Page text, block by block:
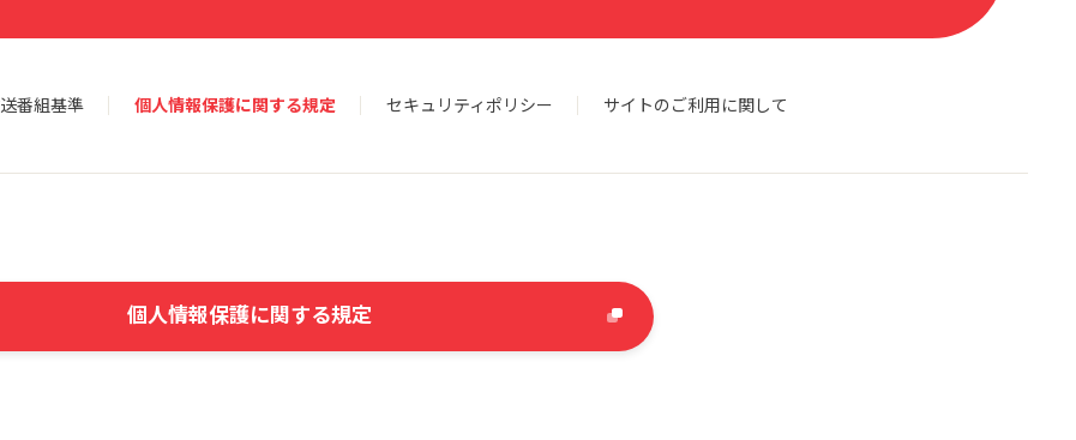
番組基準 個人情報保護に関する規定 セキュリティポリシー サイトのご利用に関して
個人情報保護に関する規定